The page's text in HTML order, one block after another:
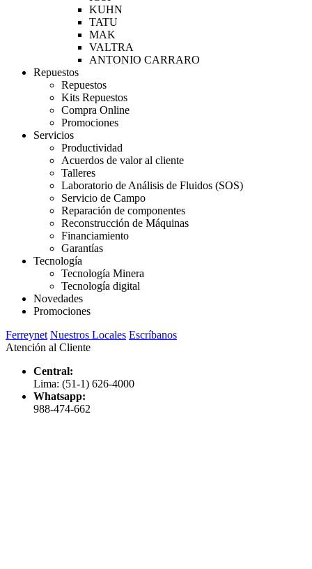
KUHN
TATU
MAK
VALTRA
ANTONIO CARRARO
Repuestos
Repuestos
Kits Repuestos
Compra Online
Promociones
Servicios
Productividad
Acuerdos de valor al cliente
Talleres
Laboratorio de Análisis de Fluidos (SOS)
Servicio de Campo
Reparación de componentes
Reconstrucción de Máquinas
Financiamiento
Garantías
Tecnología
Tecnología Minera
Tecnología digital
Novedades
Promociones
Ferreynet Nuestros Locales Escríbanos
Atención al Cliente
Central:
Lima: (51-1) 626-4000
Whatsapp:
988-474-662